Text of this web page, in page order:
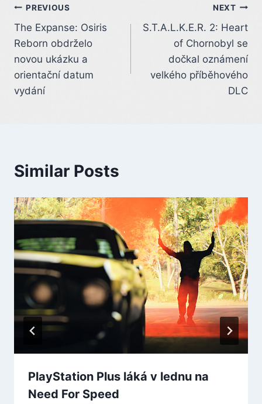
Post
navigation
PREVIOUS
The Expanse: Osiris
Reborn obdrželo
novou ukázku a
orientační datum
vydání
NEXT
S.T.A.L.K.E.R. 2: Heart
of Chornobyl se
dočkal oznámení
velkého příběhového
DLC
Similar Posts
PlayStation Plus láká v lednu na
Need For Speed